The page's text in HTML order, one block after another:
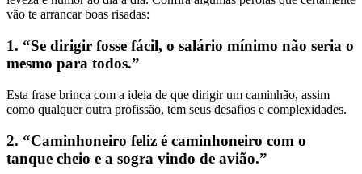
vão te arrancar boas risadas:
1. “Se dirigir fosse fácil, o salário mínimo não seria o
mesmo para todos.”
Esta frase brinca com a ideia de que dirigir um caminhão, assim
como qualquer outra profissão, tem seus desafios e complexidades.
2. “Caminhoneiro feliz é caminhoneiro com o
tanque cheio e a sogra vindo de avião.”